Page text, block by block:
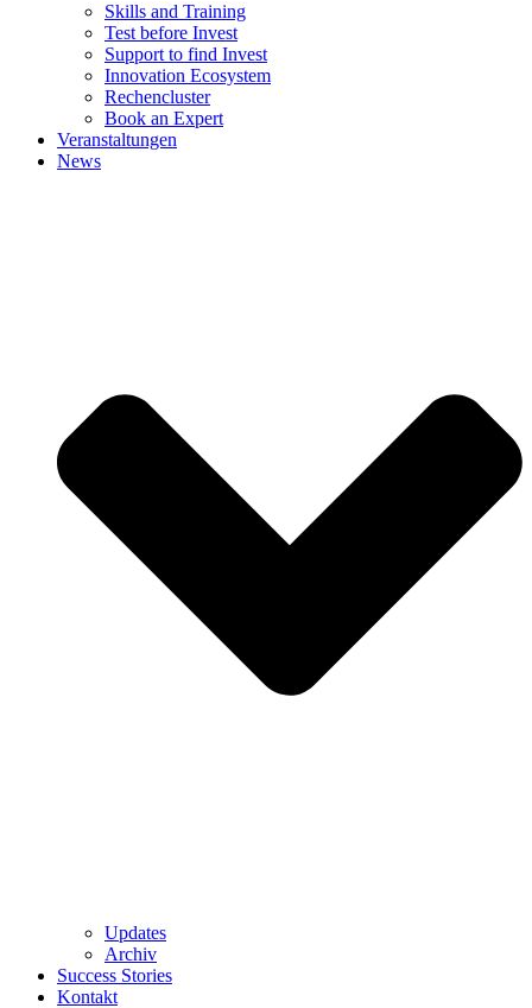
Skills and Training
Test before Invest
Support to find Invest
Innovation Ecosystem
Rechencluster​
Book an Expert
Veranstaltungen
News
Updates
Archiv
Success Stories
Kontakt